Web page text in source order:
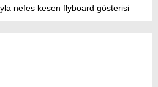
nefes kesen flyboard gösterisi